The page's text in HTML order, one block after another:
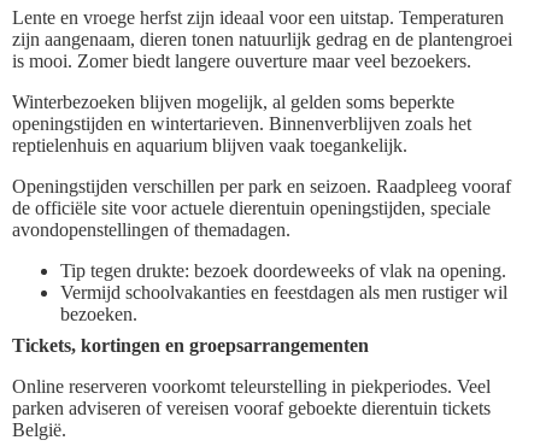
Lente en vroege herfst zijn ideaal voor een uitstap. Temperaturen
zijn aangenaam, dieren tonen natuurlijk gedrag en de plantengroei
is mooi. Zomer biedt langere ouverture maar veel bezoekers.
Winterbezoeken blijven mogelijk, al gelden soms beperkte
openingstijden en wintertarieven. Binnenverblijven zoals het
reptielenhuis en aquarium blijven vaak toegankelijk.
Openingstijden verschillen per park en seizoen. Raadpleeg vooraf
de officiële site voor actuele dierentuin openingstijden, speciale
avondopenstellingen of themadagen.
Tip tegen drukte: bezoek doordeweeks of vlak na opening.
Vermijd schoolvakanties en feestdagen als men rustiger wil
bezoeken.
Tickets, kortingen en groepsarrangementen
Online reserveren voorkomt teleurstelling in piekperiodes. Veel
parken adviseren of vereisen vooraf geboekte dierentuin tickets
België.